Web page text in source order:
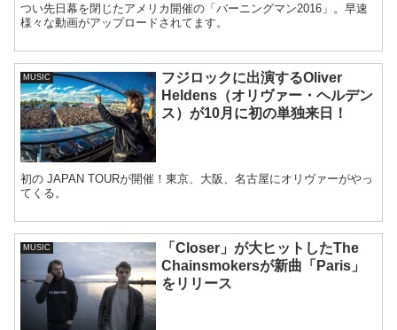
つい先日幕を閉じたアメリカ開催の「バーニングマン2016」。早速
様々な動画がアップロードされてます。
MUSIC
フジロックに出演するOliver
Heldens（オリヴァー・ヘルデン
ス）が10月に初の単独来日！
初の JAPAN TOURが開催！東京、大阪、名古屋にオリヴァーがやっ
てくる。
MUSIC
「Closer」が大ヒットしたThe
Chainsmokersが新曲「Paris」
をリリース